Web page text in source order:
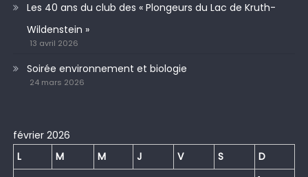
Les 40 ans du club des « Plongeurs du Lac de Kruth-
Wildenstein »
13 avril 2026
Soirée environnement et biologie
24 mars 2026
février 2026
L
M M J V S
D